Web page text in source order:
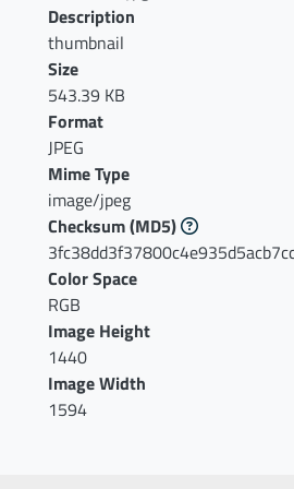
Description
thumbnail
Size
543.39 KB
Format
JPEG
Mime Type
image/jpeg
Checksum(MD5)
Color Space
RGB
Image Height
1440
Image Width
1594